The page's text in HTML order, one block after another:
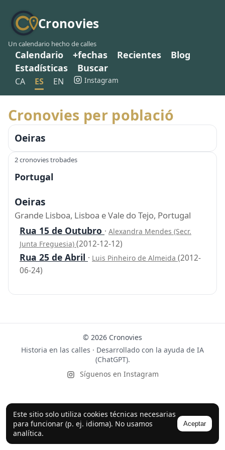
Cronovies
Un calendario hecho de calles
Calendario +fechas Recientes
Blog
Estadísticas
Buscar
CA ES EN Instagram
Este sitio solo utiliza cookies técnicas necesarias
para funcionar (p. ej. idioma). No usamos
analítica.
Aceptar
Cronovies per població
Oeiras
2 cronovies trobades
Portugal
Oeiras
Grande Lisboa, Lisboa e Vale do Tejo, Portugal
Rua 15 de Outubro · Alexandra Mendes (Secr.
Junta Freguesia) (2012-12-12)
Rua 25 de Abril · Luis Pinheiro de Almeida (2012-
06-24)
© 2026 Cronovies
Historia en las calles · Desarrollado con la ayuda de IA
(ChatGPT).
Síguenos en Instagram